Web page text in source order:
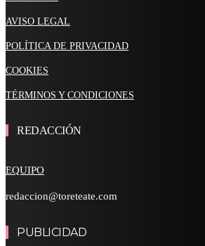
AVISO LEGAL
POLÍTICA DE PRIVACIDAD
COOKIES
TÉRMINOS Y CONDICIONES
REDACCIÓN
EQUIPO
redaccion@toreteate.com
PUBLICIDAD